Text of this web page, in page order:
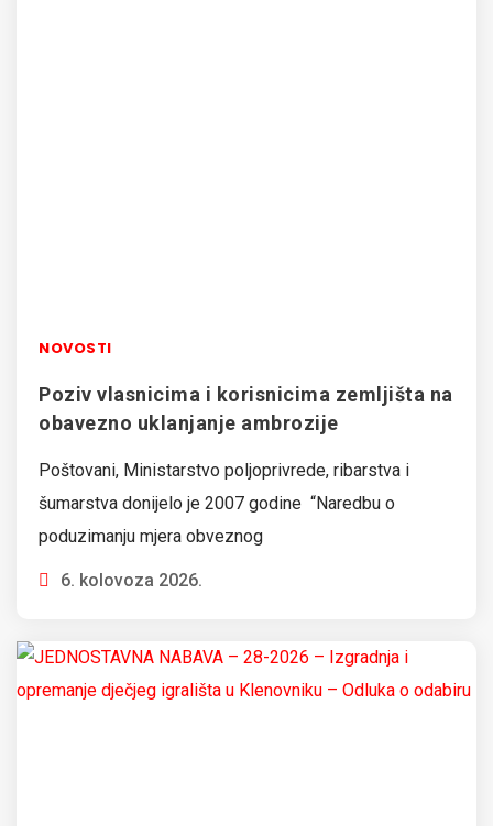
NOVOSTI
Poziv vlasnicima i korisnicima zemljišta na
obavezno uklanjanje ambrozije
Poštovani, Ministarstvo poljoprivrede, ribarstva i
šumarstva donijelo je 2007 godine “Naredbu o
poduzimanju mjera obveznog
6. kolovoza 2026.